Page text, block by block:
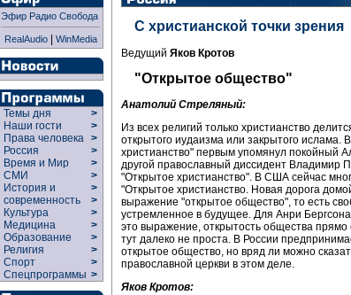
Эфир Радио Свобода
RealAudio| WinMedia
Темы дня
>
Наши гости
>
Права человека >
Россия
>
Время и Мир
>
СМИ
>
История и
современность
>
>
Культура
>
Медицина
>
Образование
>
Религия
>
Спорт
>
Спецпрограммы >
С христианской точки зрения
Ведущий Яков Кротов
"Открытое общество"
Анатолий Стреляный:
Из всех религий только христианство
открытого иудаизма или закрытого ислама.
христианство" первым упомянул покойный
другой православный диссидент Владимир
"Открытое христианство". В США сейчас
"Открытое христианство. Новая дорога
выражение "открытое общество", то есть
устремленное в будущее. Для Анри
это выражение, открытость общества прямо
тут далеко не проста. В России
открытое общество, но вряд ли можно
православной церкви в этом деле.
Яков Кротов: